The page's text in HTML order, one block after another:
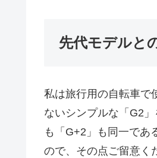
先代モデルと
私は旅行用の自転車で
ないシンプルな「G2
も「G+2」も同一であ
ので、その点ご留意く